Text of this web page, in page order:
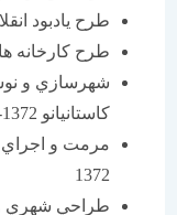
طرح يادبود انقلاب
طرح كارخانه هاي توليدي
شهرسازي و
كاستانيانو 1372-1366
طراحي شهري و